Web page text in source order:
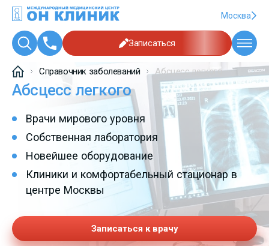
Москва
Записаться
Справочник заболеваний Абсцесс легкого
Абсцесс легкого
Врачи мирового уровня
Собственная лаборатория
Новейшее оборудование
Клиники и комфортабельный стационар в
центре Москвы
Записаться к врачу